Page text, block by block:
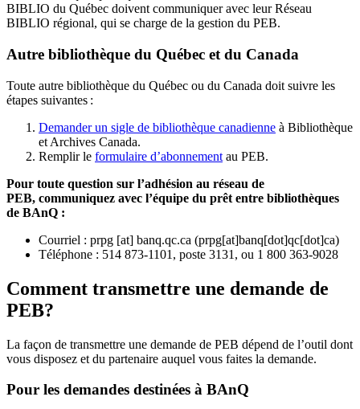
BIBLIO du Québec doivent communiquer avec leur Réseau
BIBLIO régional, qui se charge de la gestion du PEB.
Autre bibliothèque du Québec et du Canada
Toute autre bibliothèque du Québec ou du Canada doit suivre les
étapes suivantes :
Demander un sigle de bibliothèque canadienne à Bibliothèque
et Archives Canada.
Remplir le formulaire d’abonnement au PEB.
Pour toute question sur l’adhésion au réseau de
PEB, communiquez avec l’équipe du prêt entre bibliothèques
de BAnQ :
Courriel : prpg [at] banq.qc.ca (prpg[at]banq[dot]qc[dot]ca)
Téléphone : 514 873-1101, poste 3131, ou 1 800 363-9028
Comment transmettre une demande de
PEB?
La façon de transmettre une demande de PEB dépend de l’outil dont
vous disposez et du partenaire auquel vous faites la demande.
Pour les demandes destinées à BAnQ